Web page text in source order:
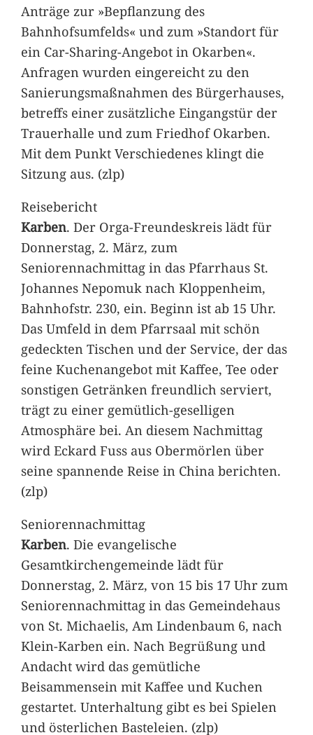
Anträge zur »Bepflanzung des
Bahnhofsumfelds« und zum »Standort für
ein Car-Sharing-Angebot in Okarben«.
Anfragen wurden eingereicht zu den
Sanierungsmaßnahmen des Bürgerhauses,
betreffs einer zusätzliche Eingangstür der
Trauerhalle und zum Friedhof Okarben.
Mit dem Punkt Verschiedenes klingt die
Sitzung aus. (zlp)
Reisebericht
Karben. Der Orga-Freundeskreis lädt für
Donnerstag, 2. März, zum
Seniorennachmittag in das Pfarrhaus St.
Johannes Nepomuk nach Kloppenheim,
Bahnhofstr. 230, ein. Beginn ist ab 15 Uhr.
Das Umfeld in dem Pfarrsaal mit schön
gedeckten Tischen und der Service, der das
feine Kuchenangebot mit Kaffee, Tee oder
sonstigen Getränken freundlich serviert,
trägt zu einer gemütlich-geselligen
Atmosphäre bei. An diesem Nachmittag
wird Eckard Fuss aus Obermörlen über
seine spannende Reise in China berichten.
(zlp)
Seniorennachmittag
Karben. Die evangelische
Gesamtkirchengemeinde lädt für
Donnerstag, 2. März, von 15 bis 17 Uhr zum
Seniorennachmittag in das Gemeindehaus
von St. Michaelis, Am Lindenbaum 6, nach
Klein-Karben ein. Nach Begrüßung und
Andacht wird das gemütliche
Beisammensein mit Kaffee und Kuchen
gestartet. Unterhaltung gibt es bei Spielen
und österlichen Basteleien. (zlp)